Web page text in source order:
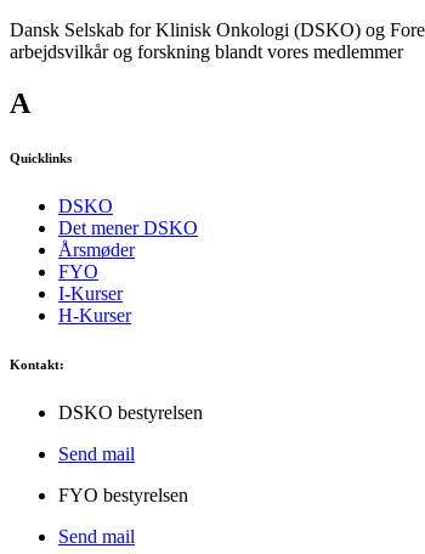
Dansk Selskab for Klinisk Onkologi (DSKO) og
arbejdsvilkår og forskning blandt vores medlemmer
A
Quicklinks
DSKO
Det mener DSKO
Årsmøder
FYO
I-Kurser
H-Kurser
Kontakt:
DSKO bestyrelsen
Send mail
FYO bestyrelsen
Send mail